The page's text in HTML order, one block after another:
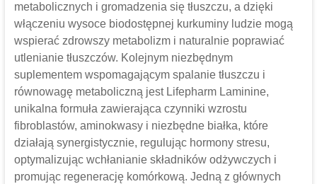
metabolicznych i gromadzenia się tłuszczu, a dzięki
włączeniu wysoce biodostępnej kurkuminy ludzie mogą
wspierać zdrowszy metabolizm i naturalnie poprawiać
utlenianie tłuszczów. Kolejnym niezbędnym
suplementem wspomagającym spalanie tłuszczu i
równowagę metaboliczną jest Lifepharm Laminine,
unikalna formuła zawierająca czynniki wzrostu
fibroblastów, aminokwasy i niezbędne białka, które
działają synergistycznie, regulując hormony stresu,
optymalizując wchłanianie składników odżywczych i
promując regenerację komórkową. Jedną z głównych